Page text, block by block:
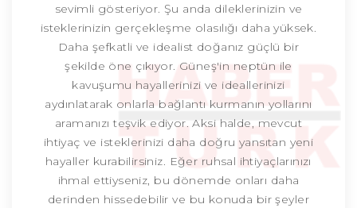
sevimli gösteriyor. Şu anda dileklerinizin ve
isteklerinizin gerçekleşme olasılığı daha yüksek.
Daha şefkatli ve idealist doğanız güçlü bir
şekilde öne çıkıyor. Güneş'in neptün ile
kavuşumu hayallerinizi ve ideallerinizi
aydınlatarak onlarla bağlantı kurmanın yollarını
aramanızı teşvik ediyor. Aksi halde, mevcut
ihtiyaç ve isteklerinizi daha doğru yansıtan yeni
hayaller kurabilirsiniz. Eğer ruhsal ihtiyaçlarınızı
ihmal ettiyseniz, bu dönemde onları daha
derinden hissedebilir ve bu konuda bir şeyler